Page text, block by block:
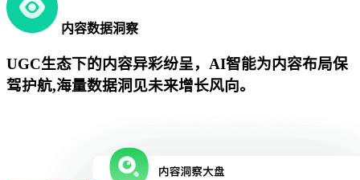
内容数据洞察
UGC生态下的内容异彩纷呈，AI智能为内容布局保
驾护航,海量数据洞见未来增长风向。